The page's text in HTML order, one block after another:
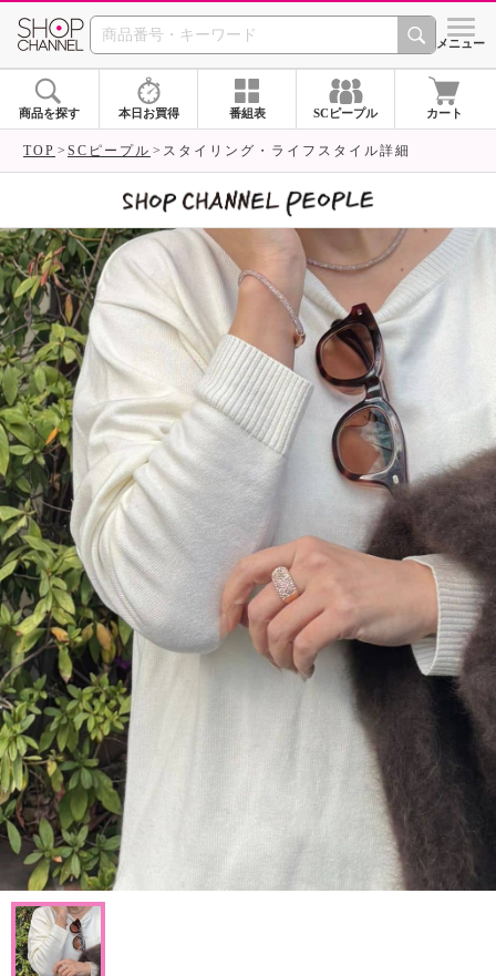
SHOP CHANNEL シメニュー
商品を探す 本日お買得 番組表 SCピープル カート
TOP SCピープル スタイリング・ライフスタイル詳細